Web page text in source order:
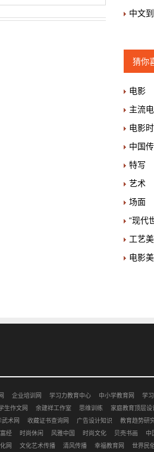
中文
猜你
电影
主流
电影
中国
特写
艺术
场面
“现代
工艺
电影
企业培训网 学习力教育中心 中小学教育网 学
生作文网 余建祥工作室 思维训练 家庭教育顶层设
武术网 收藏证书查询网 广告设计知识 教育趋势研
经 时尚休闲 风雅中国 时尚文化 贝壳书画 中
网 文化艺术传播 清风传播 幸福教育网 世界民